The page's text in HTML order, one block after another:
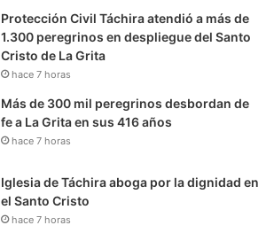
Protección Civil Táchira atendió a más de
1.300 peregrinos en despliegue del Santo
Cristo de La Grita
hace 7 horas
Más de 300 mil peregrinos desbordan de
fe a La Grita en sus 416 años
hace 7 horas
Iglesia de Táchira aboga por la dignidad en
el Santo Cristo
hace 7 horas